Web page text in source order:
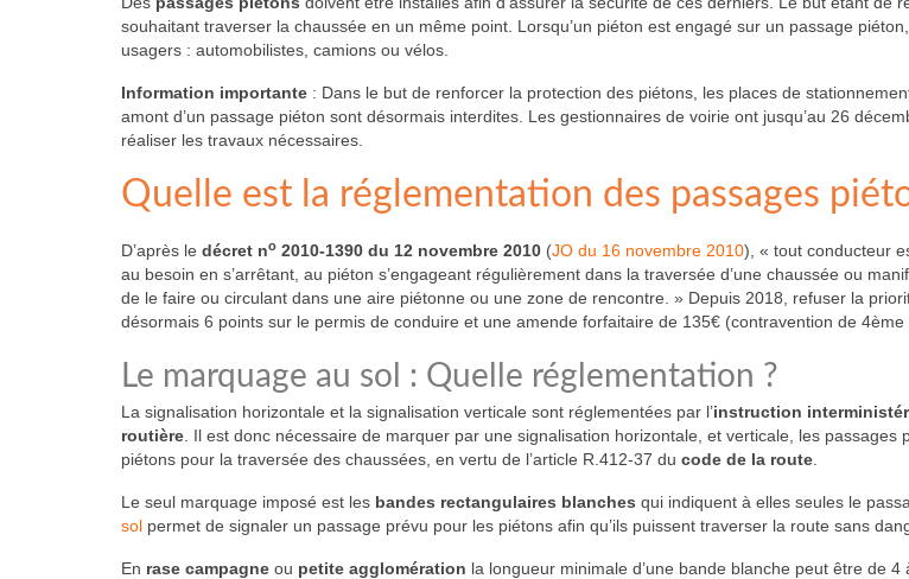
souhaitant traverser la chaussée en un même point. Lorsqu’un piéton est engagé sur un passage
usagers : automobilistes, camions ou vélos.
Information importante : Dans le but de renforcer la protection des piétons, les places de
amont d’un passage piéton sont désormais interdites. Les gestionnaires de voirie ont jusqu’au 26
réaliser les travaux nécessaires.
Quelle est la réglementation des passages
D’après le décret no 2010-1390 du 12 novembre 2010 (JO du 16 novembre 2010), « tout conducteur
au besoin en s’arrêtant, au piéton s’engageant régulièrement dans la traversée d’une chaussée ou
de le faire ou circulant dans une aire piétonne ou une zone de rencontre. » Depuis 2018, refuser la
désormais 6 points sur le permis de conduire et une amende forfaitaire de 135€ (contravention de 4ème
Le marquage au sol : Quelle réglementation ?
La signalisation horizontale et la signalisation verticale sont réglementées par l’instruction
routière . Il est donc nécessaire de marquer par une signalisation horizontale, et verticale, les passages
piétons pour la traversée des chaussées, en vertu de l’article R.412-37 du code de la route
Le seul marquage imposé est les bandes rectangulaires blanches qui indiquent à elles seules le
sol permet de signaler un passage prévu pour les piétons afin qu’ils puissent traverser la route sans
En rase campagne ou petite agglomération la longueur minimale d’une bande blanche peut être de